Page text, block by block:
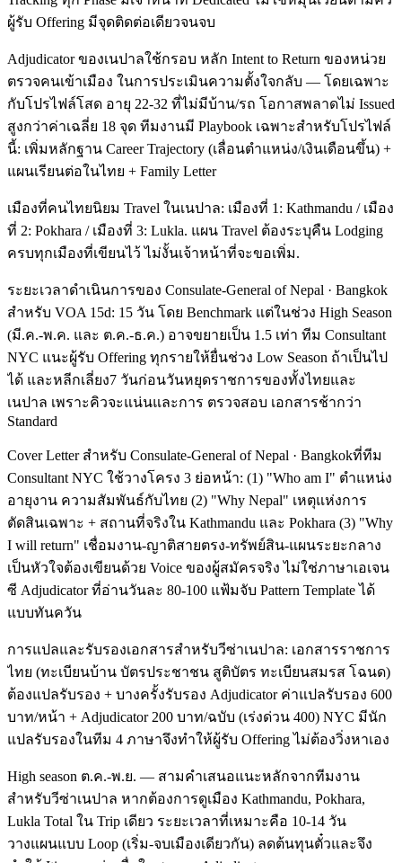
ผู้รับ Offering มีจุดติดต่อเดียวจนจบ
Adjudicator ของเนปาลใช้กรอบ หลัก Intent to Return ของหน่วย
ตรวจคนเข้าเมือง ในการประเมินความตั้งใจกลับ — โดยเฉพาะ
กับโปรไฟล์โสด อายุ 22-32 ที่ไม่มีบ้าน/รถ โอกาสพลาดไม่ Issued
สูงกว่าค่าเฉลี่ย 18 จุด ทีมงานมี Playbook เฉพาะสำหรับโปรไฟล์
นี้: เพิ่มหลักฐาน Career Trajectory (เลื่อนตำแหน่ง/เงินเดือนขึ้น) +
แผนเรียนต่อในไทย + Family Letter
เมืองที่คนไทยนิยม Travel ในเนปาล: เมืองที่ 1: Kathmandu / เมือง
ที่ 2: Pokhara / เมืองที่ 3: Lukla. แผน Travel ต้องระบุคืน Lodging
ครบทุกเมืองที่เขียนไว้ ไม่งั้นเจ้าหน้าที่จะขอเพิ่ม.
ระยะเวลาดำเนินการของ Consulate-General of Nepal · Bangkok
สำหรับ VOA 15d: 15 วัน โดย Benchmark แต่ในช่วง High Season
(มี.ค.-พ.ค. และ ต.ค.-ธ.ค.) อาจขยายเป็น 1.5 เท่า ทีม Consultant
NYC แนะผู้รับ Offering ทุกรายให้ยื่นช่วง Low Season ถ้าเป็นไป
ได้ และหลีกเลี่ยง7 วันก่อนวันหยุดราชการของทั้งไทยและ
เนปาล เพราะคิวจะแน่นและการ ตรวจสอบ เอกสารช้ากว่า
Standard
Cover Letter สำหรับ Consulate-General of Nepal · Bangkokที่ทีม
Consultant NYC ใช้วางโครง 3 ย่อหน้า: (1) "Who am I" ตำแหน่ง
อายุงาน ความสัมพันธ์กับไทย (2) "Why Nepal" เหตุแห่งการ
ตัดสินเฉพาะ + สถานที่จริงใน Kathmandu และ Pokhara (3) "Why
I will return" เชื่อมงาน-ญาติสายตรง-ทรัพย์สิน-แผนระยะกลาง
เป็นหัวใจต้องเขียนด้วย Voice ของผู้สมัครจริง ไม่ใช่ภาษาเอเจน
ซี Adjudicator ที่อ่านวันละ 80-100 แฟ้มจับ Pattern Template ได้
แบบทันควัน
การแปลและรับรองเอกสารสำหรับวีซ่าเนปาล: เอกสารราชการ
ไทย (ทะเบียนบ้าน บัตรประชาชน สูติบัตร ทะเบียนสมรส โฉนด)
ต้องแปลรับรอง + บางครั้งรับรอง Adjudicator ค่าแปลรับรอง 600
บาท/หน้า + Adjudicator 200 บาท/ฉบับ (เร่งด่วน 400) NYC มีนัก
แปลรับรองในทีม 4 ภาษาจึงทำให้ผู้รับ Offering ไม่ต้องวิ่งหาเอง
High season ต.ค.-พ.ย. — สามคำเสนอแนะหลักจากทีมงาน
สำหรับวีซ่าเนปาล หากต้องการดูเมือง Kathmandu, Pokhara,
Lukla Total ใน Trip เดียว ระยะเวลาที่เหมาะคือ 10-14 วัน
วางแผนแบบ Loop (เริ่ม-จบเมืองเดียวกัน) ลดต้นทุนตั๋วและจึง